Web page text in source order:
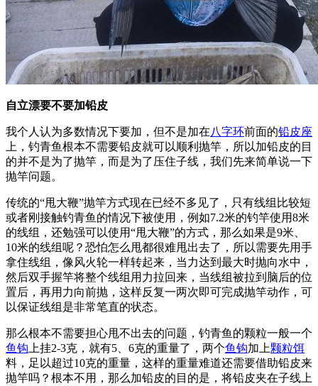
自立漂要不要加铅皮
我个人认为多数情况下要加，但不是加在八字环前面的铅皮座
上，钓青鱼根本不需要铅皮就可以顺利抛竿，所以加铅皮的目
的并不是为了抛竿，而是为了压住子线，我们先来简单说一下
抛竿问题。
传统的“甩大鞭”抛竿方式现在已经不多见了，只有线组比较短
或者刚接触钓青鱼的情况下被使用，例如7.2米的钓竿使用8米
的线组，还勉强可以使用“甩大鞭”的方式，那么如果是9米、
10米的线组呢？恐怕怎么甩都很难甩出去了，所以需要先用手
拿住线组，像风火轮一样转起来，当力达到最大时抛向水中，
然后双手握竿将整个线组用力拉回来，当线组被拉到脑后的位
置后，再用力向前抛，这样反复一两次即可完成抛竿动作，可
以保证线组是非常笔直的状态。
那么根本不需要担心甩不出去的问题，钓青鱼的颗粒一般一个
鱼钩 上挂2-3克，就有5、6克的重量了，两个鱼钩加上颗粒饵
料，足以超过10克的重量，这样的重量难道还需要借助铅皮来
抛竿吗？根本不用，那么加铅皮的目的是，将铅皮夹在子线上